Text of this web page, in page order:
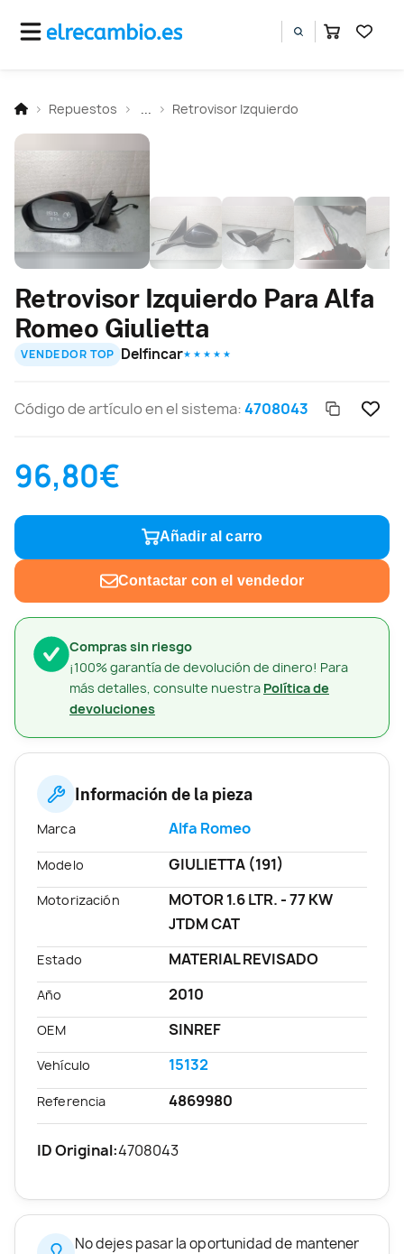
Repuestos Retrovisor Izquierdo
Compras sin riesgo
¡100% garantía de devolución de dinero! Para
más detalles, consulte nuestra Política de
devoluciones
Retrovisor Izquierdo Para Alfa
Romeo Giulietta
VENDEDOR TOP Delfincar★ ★ ★ ★ ★
Código de artículo en el sistema:4708043
96,80€
Añadir al carro
Contactar con el vendedor
Información de la pieza
Marca Alfa Romeo
Modelo GIULIETTA (191)
Motorización
MOTOR 1.6 LTR. - 77 KW
JTDM CAT
Estado MATERIAL REVISADO
Año 2010
OEM SINREF
Vehículo 15132
Referencia 4869980
ID Original:4708043
No dejes pasar la oportunidad de mantener